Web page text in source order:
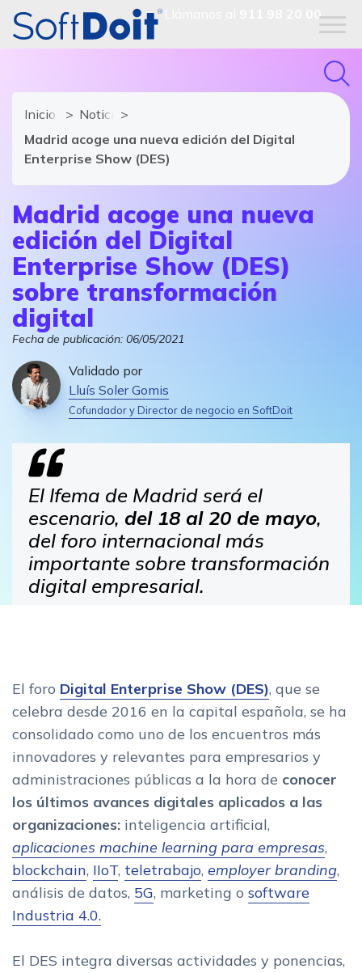
911 98 20 00
Inicio
Noticias de software y TIC
Madrid acoge una nueva edición del Digital
Enterprise Show (DES)
Madrid acoge una nueva
edición del Digital
Enterprise Show (DES)
sobre transformación
digital
Fecha de publicación: 06/05/2021
Validado por
Lluís Soler Gomis
Cofundador y Director de negocio en SoftDoit
El Ifema de Madrid será el
escenario, del 18 al 20 de mayo,
del foro internacional más
importante sobre transformación
digital empresarial.
El foro Digital Enterprise Show (DES), que se
celebra desde 2016 en la capital española, se ha
consolidado como uno de los encuentros más
innovadores y relevantes para empresarios y
administraciones públicas a la hora de conocer
los últimos avances digitales aplicados a las
organizaciones: inteligencia artificial,
aplicaciones machine learning para empresas,
blockchain, IIoT, teletrabajo, employer branding,
análisis de datos, 5G, marketing o software
Industria 4.0.
El DES integra diversas actividades y ponencias,